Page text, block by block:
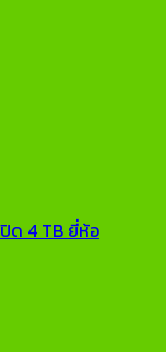
ด 4 TB ยี่ห้อ